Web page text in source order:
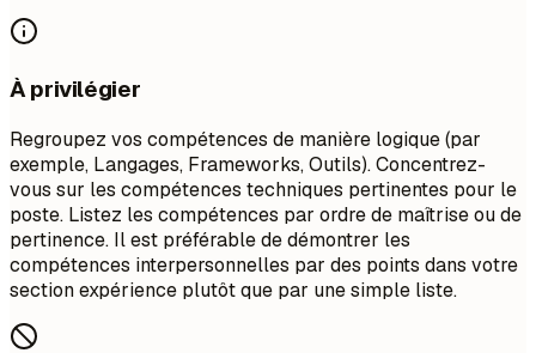
À privilégier
Regroupez vos compétences de manière logique (par
exemple, Langages, Frameworks, Outils). Concentrez-
vous sur les compétences techniques pertinentes pour le
poste. Listez les compétences par ordre de maîtrise ou de
pertinence. Il est préférable de démontrer les
compétences interpersonnelles par des points dans votre
section expérience plutôt que par une simple liste.